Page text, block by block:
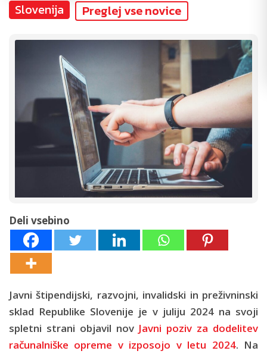
Slovenija
Preglej vse novice
Deli vsebino
Javni štipendijski, razvojni, invalidski in preživninski
sklad Republike Slovenije je v juliju 2024 na svoji
spletni strani objavil nov Javni poziv za dodelitev
računalniške opreme v izposojo v letu 2024. Na